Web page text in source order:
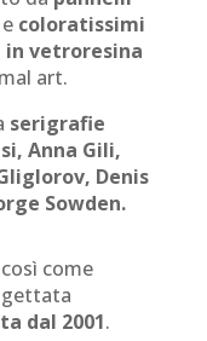
e coloratissimi
in vetroresina
art.
serigrafie
Anna Gili,
Denis
Sowden.
come
dal 2001.